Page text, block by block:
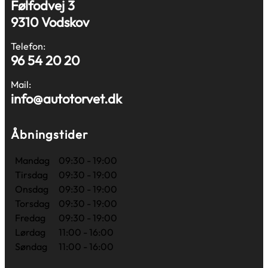
Følfodvej 3
9310 Vodskov
Telefon:
96 54 20 20
Mail:
info@autotorvet.dk
Åbningstider
Mandag
09:30 - 19:00
Tirsdag
09:30 - 19:00
Onsdag
09:30 - 19:00
Torsdag
09:30 - 19:00
Fredag
09:30 - 19:00
Lørdag
11:00 - 16:00
Søndag
11:00 - 16:00